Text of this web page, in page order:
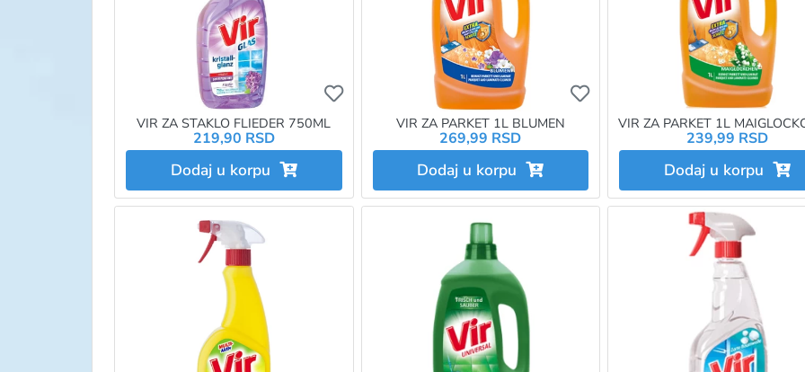
Ukoliko želite da dodate proizvod u omiljene morate da budete
VIR ZA STAKLO FLIEDER 750ML
219,90 RSD
Dodaj u korpu
Ukoliko želite da dodate
VIR ZA PARKET 1L BLUMEN
269,99 RSD
Dodaj u korpu
VIR ZA PARKET 1L
239,99 RSD
Dodaj u korpu